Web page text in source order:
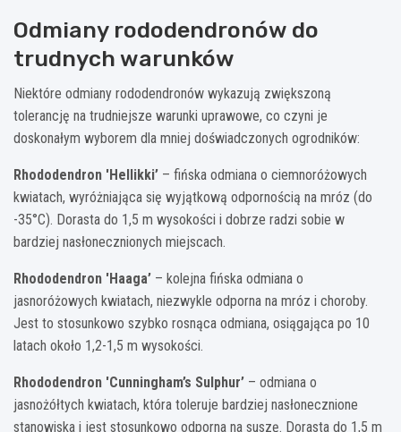
Odmiany rododendronów do
trudnych warunków
Niektóre odmiany rododendronów wykazują zwiększoną
tolerancję na trudniejsze warunki uprawowe, co czyni je
doskonałym wyborem dla mniej doświadczonych ogrodników:
Rhododendron 'Hellikki’ – fińska odmiana o ciemnoróżowych
kwiatach, wyróżniająca się wyjątkową odpornością na mróz (do
-35°C). Dorasta do 1,5 m wysokości i dobrze radzi sobie w
bardziej nasłonecznionych miejscach.
Rhododendron 'Haaga’ – kolejna fińska odmiana o
jasnoróżowych kwiatach, niezwykle odporna na mróz i choroby.
Jest to stosunkowo szybko rosnąca odmiana, osiągająca po 10
latach około 1,2-1,5 m wysokości.
Rhododendron 'Cunningham’s Sulphur’ – odmiana o
jasnożółtych kwiatach, która toleruje bardziej nasłonecznione
stanowiska i jest stosunkowo odporna na suszę. Dorasta do 1,5 m